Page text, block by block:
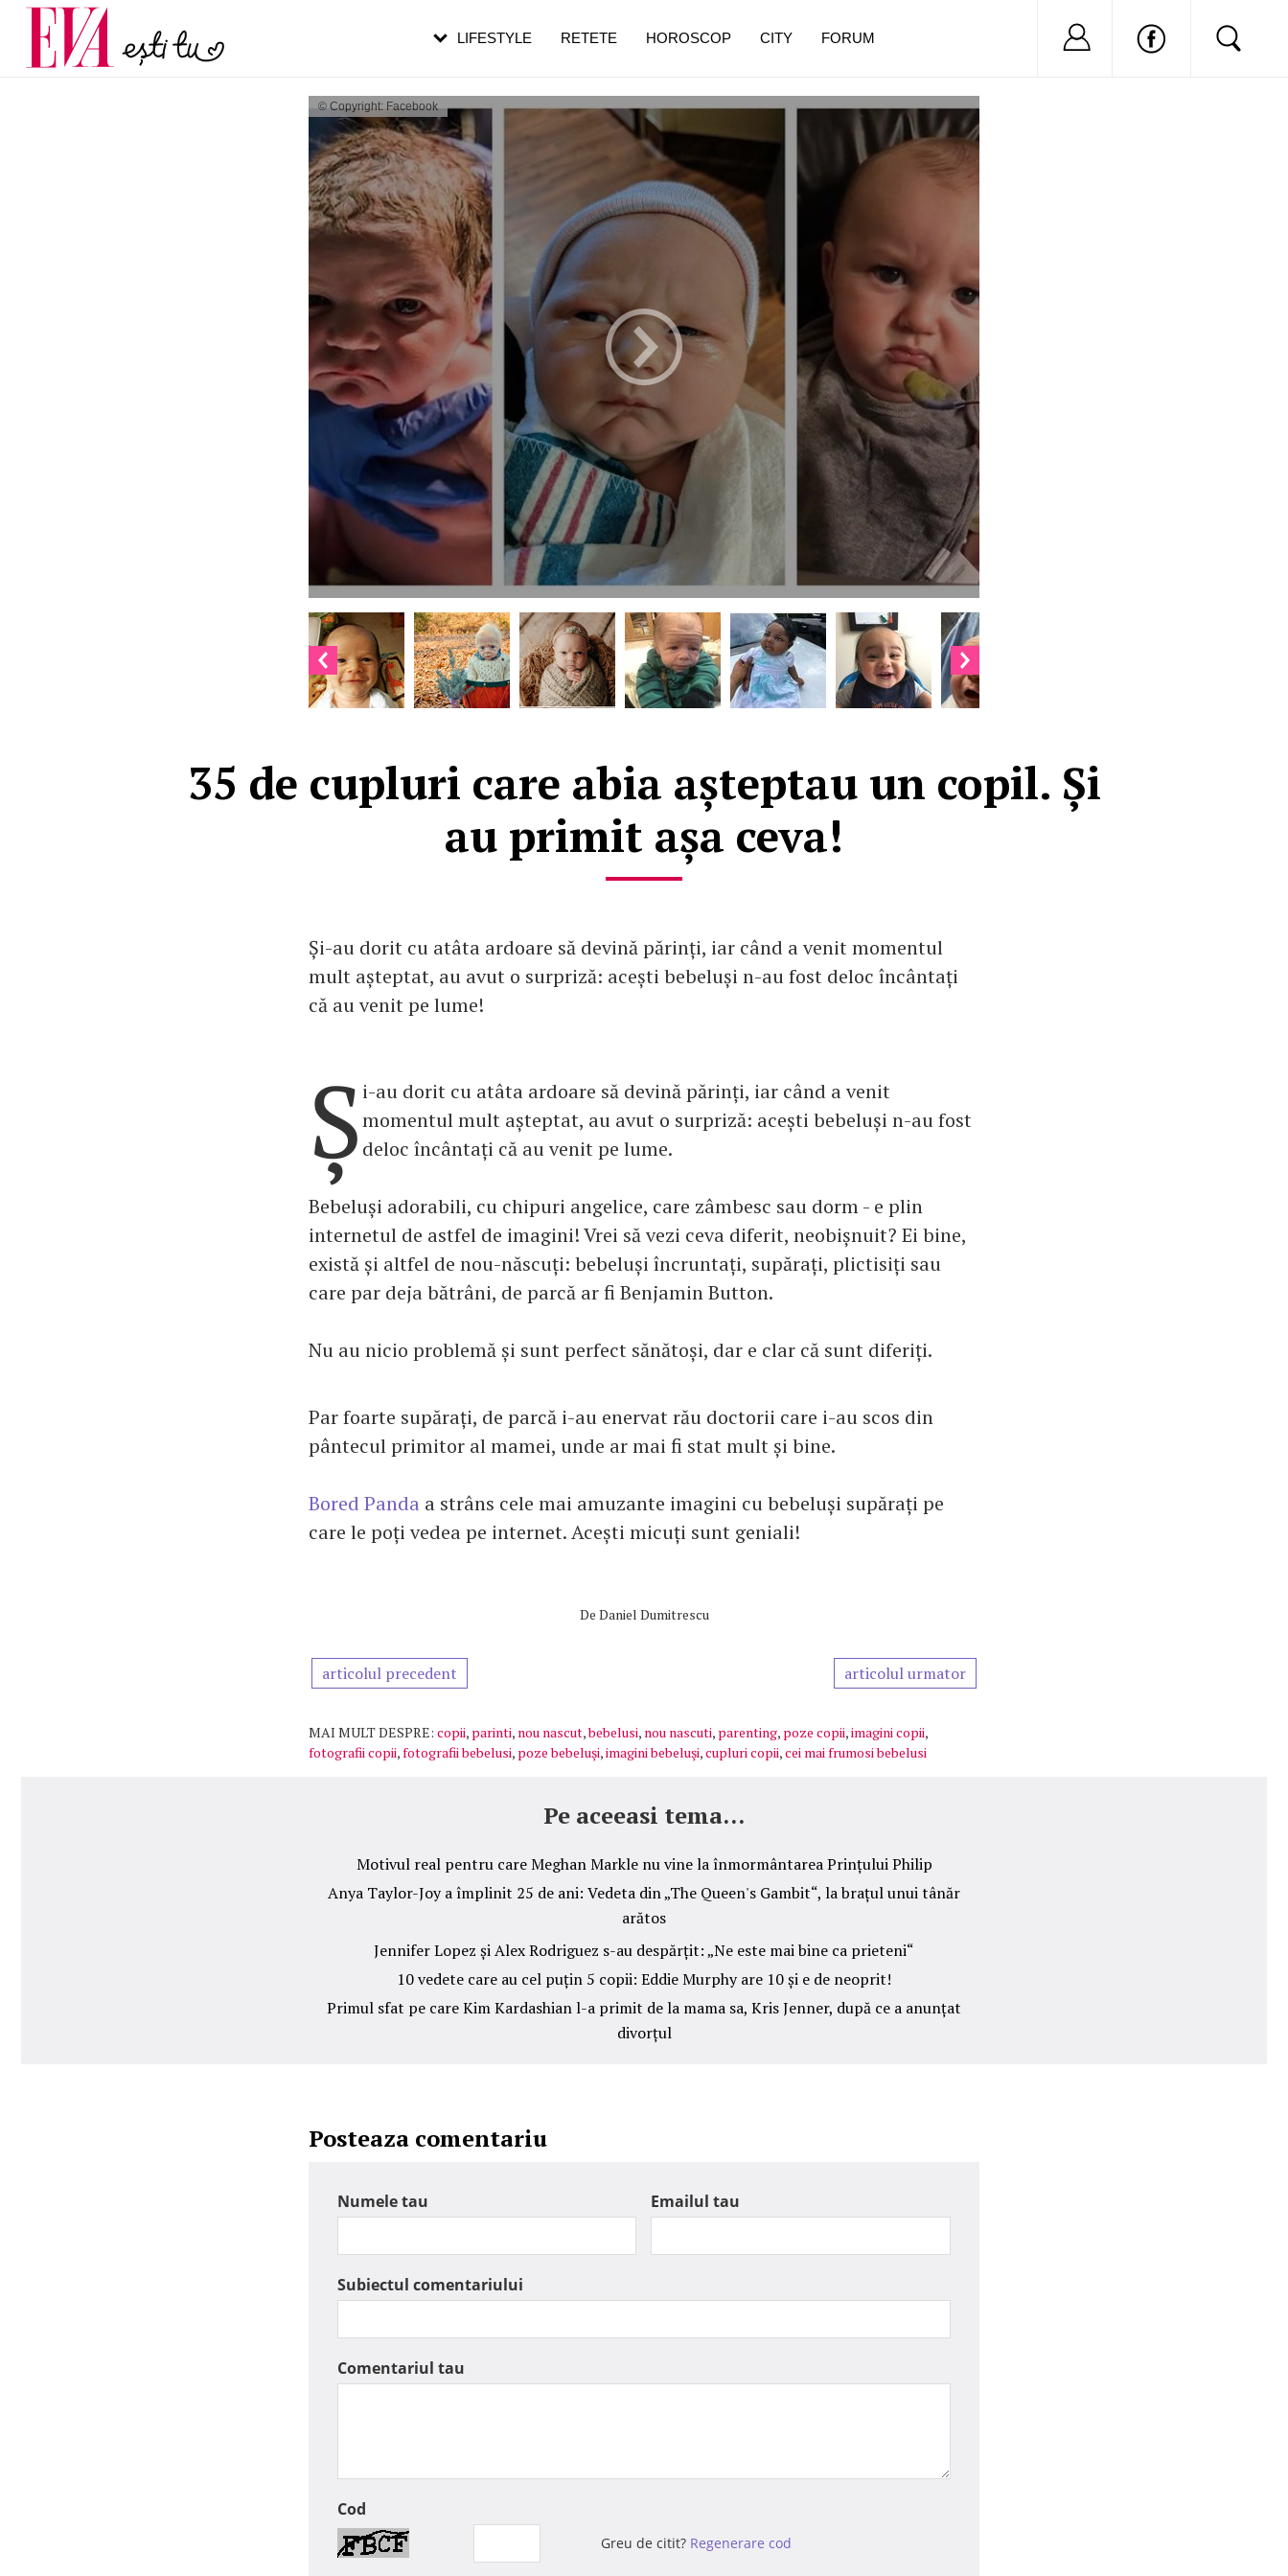
© Copyright: Facebook
35 de cupluri care abia așteptau un copil. Și
au primit așa ceva!
Și-au dorit cu atâta ardoare să devină părinți, iar când a venit momentul
mult așteptat, au avut o surpriză: acești bebeluși n-au fost deloc încântați
că au venit pe lume!
Ș i-au dorit cu atâta ardoare să devină părinți, iar când a venit
momentul mult așteptat, au avut o surpriză: acești bebeluși n-au fost
deloc încântați că au venit pe lume.
Bebeluși adorabili, cu chipuri angelice, care zâmbesc sau dorm - e plin
internetul de astfel de imagini! Vrei să vezi ceva diferit, neobișnuit? Ei bine,
există și altfel de nou-născuți: bebeluși încruntați, supărați, plictisiți sau
care par deja bătrâni, de parcă ar fi Benjamin Button.
Nu au nicio problemă și sunt perfect sănătoși, dar e clar că sunt diferiți.
Par foarte supărați, de parcă i-au enervat rău doctorii care i-au scos din
pântecul primitor al mamei, unde ar mai fi stat mult și bine.
Bored Panda a strâns cele mai amuzante imagini cu bebeluși supărați pe
care le poți vedea pe internet. Acești micuți sunt geniali!
De Daniel Dumitrescu
articolul precedent articolul urmator
MAI MULT DESPRE: copii, parinti, nou nascut,bebelusi, nou nascuti, parenting, poze copii,imagini copii,
fotografii copii,fotografii bebelusi, poze bebeluşi,imagini bebeluşi,cupluri copii,cei mai frumosi bebelusi
Pe aceeasi tema...
Motivul real pentru care Meghan Markle nu vine la înmormântarea Prințului Philip
Anya Taylor-Joy a împlinit 25 de ani: Vedeta din „The Queen's Gambit“, la brațul unui tânăr
arătos
Jennifer Lopez și Alex Rodriguez s-au despărțit: „Ne este mai bine ca prieteni“
10 vedete care au cel puțin 5 copii: Eddie Murphy are 10 și e de neoprit!
Primul sfat pe care Kim Kardashian l-a primit de la mama sa, Kris Jenner, după ce a anunțat
divorțul
Posteaza comentariu
Numele tau Emailul tau
Subiectul comentariului
Comentariul tau
Cod
Greu de citit? Regenerare cod
LIFESTYLE RETETE HOROSCOP CITY FORUM Nu ai cont?
Carieră
Actualitate
pe măsură ce înaintezi în vârstă
de dureroasă este investigația